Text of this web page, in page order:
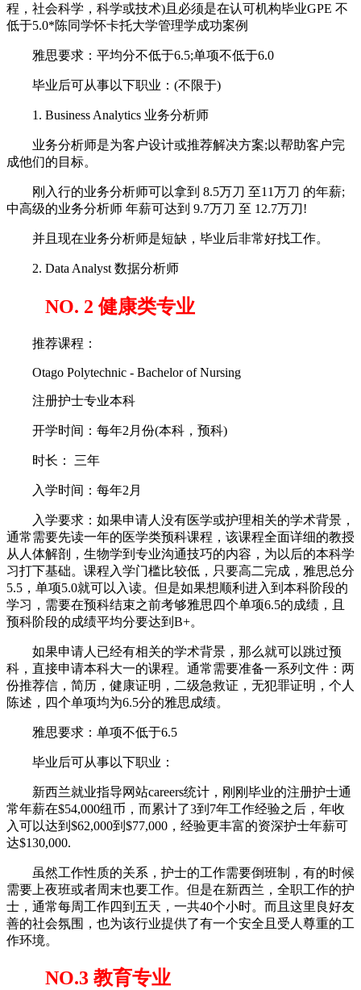
程，社会科学，科学或技术)且必须是在认可机构毕业GPE 不
低于5.0*陈同学怀卡托大学管理学成功案例
雅思要求：平均分不低于6.5;单项不低于6.0
毕业后可从事以下职业：(不限于)
1. Business Analytics 业务分析师
业务分析师是为客户设计或推荐解决方案;以帮助客户完
成他们的目标。
刚入行的业务分析师可以拿到 8.5万刀 至11万刀 的年薪;
中高级的业务分析师 年薪可达到 9.7万刀 至 12.7万刀!
并且现在业务分析师是短缺，毕业后非常好找工作。
2. Data Analyst 数据分析师
NO. 2 健康类专业
推荐课程：
Otago Polytechnic - Bachelor of Nursing
注册护士专业本科
开学时间：每年2月份(本科，预科)
时长： 三年
入学时间：每年2月
入学要求：如果申请人没有医学或护理相关的学术背景，
通常需要先读一年的医学类预科课程，该课程全面详细的教授
从人体解剖，生物学到专业沟通技巧的内容，为以后的本科学
习打下基础。课程入学门槛比较低，只要高二完成，雅思总分
5.5，单项5.0就可以入读。但是如果想顺利进入到本科阶段的
学习，需要在预科结束之前考够雅思四个单项6.5的成绩，且
预科阶段的成绩平均分要达到B+。
如果申请人已经有相关的学术背景，那么就可以跳过预
科，直接申请本科大一的课程。通常需要准备一系列文件：两
份推荐信，简历，健康证明，二级急救证，无犯罪证明，个人
陈述，四个单项均为6.5分的雅思成绩。
雅思要求：单项不低于6.5
毕业后可从事以下职业：
新西兰就业指导网站careers统计，刚刚毕业的注册护士通
常年薪在$54,000纽币，而累计了3到7年工作经验之后，年收
入可以达到$62,000到$77,000，经验更丰富的资深护士年薪可
达$130,000.
虽然工作性质的关系，护士的工作需要倒班制，有的时候
需要上夜班或者周末也要工作。但是在新西兰，全职工作的护
士，通常每周工作四到五天，一共40个小时。而且这里良好友
善的社会氛围，也为该行业提供了有一个安全且受人尊重的工
作环境。
NO.3 教育专业